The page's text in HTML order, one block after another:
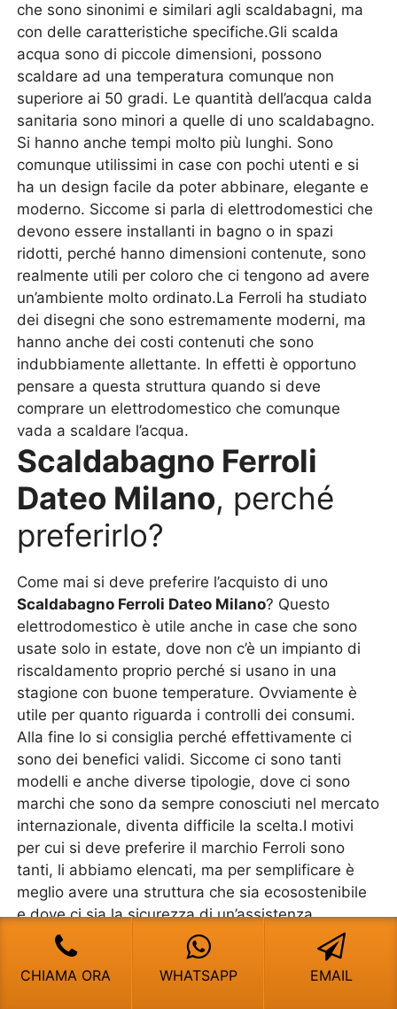
che sono sinonimi e similari agli scaldabagni, ma
con delle caratteristiche specifiche.Gli scalda
acqua sono di piccole dimensioni, possono
scaldare ad una temperatura comunque non
superiore ai 50 gradi. Le quantità dell’acqua calda
sanitaria sono minori a quelle di uno scaldabagno.
Si hanno anche tempi molto più lunghi. Sono
comunque utilissimi in case con pochi utenti e si
ha un design facile da poter abbinare, elegante e
moderno. Siccome si parla di elettrodomestici che
devono essere installanti in bagno o in spazi
ridotti, perché hanno dimensioni contenute, sono
realmente utili per coloro che ci tengono ad avere
un’ambiente molto ordinato.La Ferroli ha studiato
dei disegni che sono estremamente moderni, ma
hanno anche dei costi contenuti che sono
indubbiamente allettante. In effetti è opportuno
pensare a questa struttura quando si deve
comprare un elettrodomestico che comunque
vada a scaldare l’acqua.
Scaldabagno Ferroli
Dateo Milano, perché
preferirlo?
Come mai si deve preferire l’acquisto di uno
Scaldabagno Ferroli Dateo Milano? Questo
elettrodomestico è utile anche in case che sono
usate solo in estate, dove non c’è un impianto di
riscaldamento proprio perché si usano in una
stagione con buone temperature. Ovviamente è
utile per quanto riguarda i controlli dei consumi.
Alla fine lo si consiglia perché effettivamente ci
sono dei benefici validi. Siccome ci sono tanti
modelli e anche diverse tipologie, dove ci sono
marchi che sono da sempre conosciuti nel mercato
internazionale, diventa difficile la scelta.I motivi
per cui si deve preferire il marchio Ferroli sono
tanti, li abbiamo elencati, ma per semplificare è
meglio avere una struttura che sia ecosostenibile
e dove ci sia la sicurezza di un’assistenza
continuativa, sia per risolvere tutti i problemi che
ne possono derivare direttamente negli anni e per
il suo utilizzo, ma anche per delle promozioni o
CHIAMA ORA WHATSAPP EMAIL